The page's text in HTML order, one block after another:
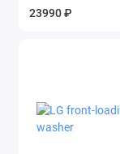
23990 ₽